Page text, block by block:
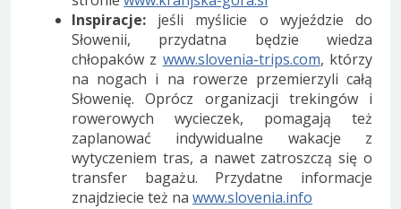
Inspiracje: jeśli myślicie o wyjeździe do
Słowenii, przydatna będzie wiedza
chłopaków z www.slovenia-trips.com, którzy
na nogach i na rowerze przemierzyli całą
Słowenię. Oprócz organizacji trekingów i
rowerowych wycieczek, pomagają też
zaplanować indywidualne wakacje z
wytyczeniem tras, a nawet zatroszczą się o
transfer bagażu. Przydatne informacje
znajdziecie też na www.slovenia.info